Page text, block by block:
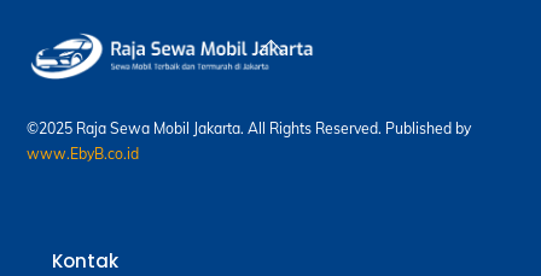
Back
©2025 Raja Sewa Mobil Jakarta. All Rights Reserved. Published by
www.EbyB.co.id
Kontak